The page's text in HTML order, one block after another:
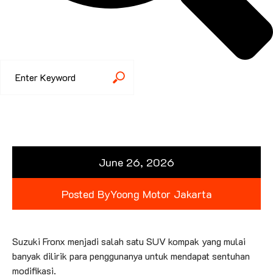
June 26, 2026
Posted ByYoong Motor Jakarta
Suzuki Fronx menjadi salah satu SUV kompak yang mulai
banyak dilirik para penggunanya untuk mendapat sentuhan
modifikasi.